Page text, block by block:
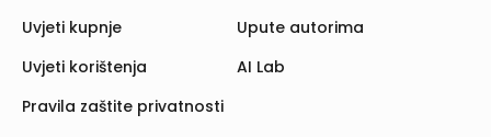
Uvjeti kupnje
Uvjeti korištenja
Pravila zaštite privatnosti
Upute autorima
AI Lab